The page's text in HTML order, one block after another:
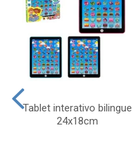
Tablet interativo bilingue
24x18cm